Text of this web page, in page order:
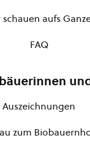
schauen aufs
FAQ
Auszeichnungen
zum